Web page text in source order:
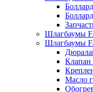
Шлагбаумы
Шлагбаумы
Клапан
Масло